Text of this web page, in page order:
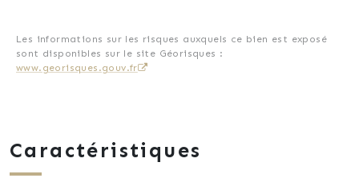
Les informations sur les risques auxquels ce bien est exposé
sont disponibles sur le site Géorisques :
www.georisques.gouv.fr
Caractéristiques